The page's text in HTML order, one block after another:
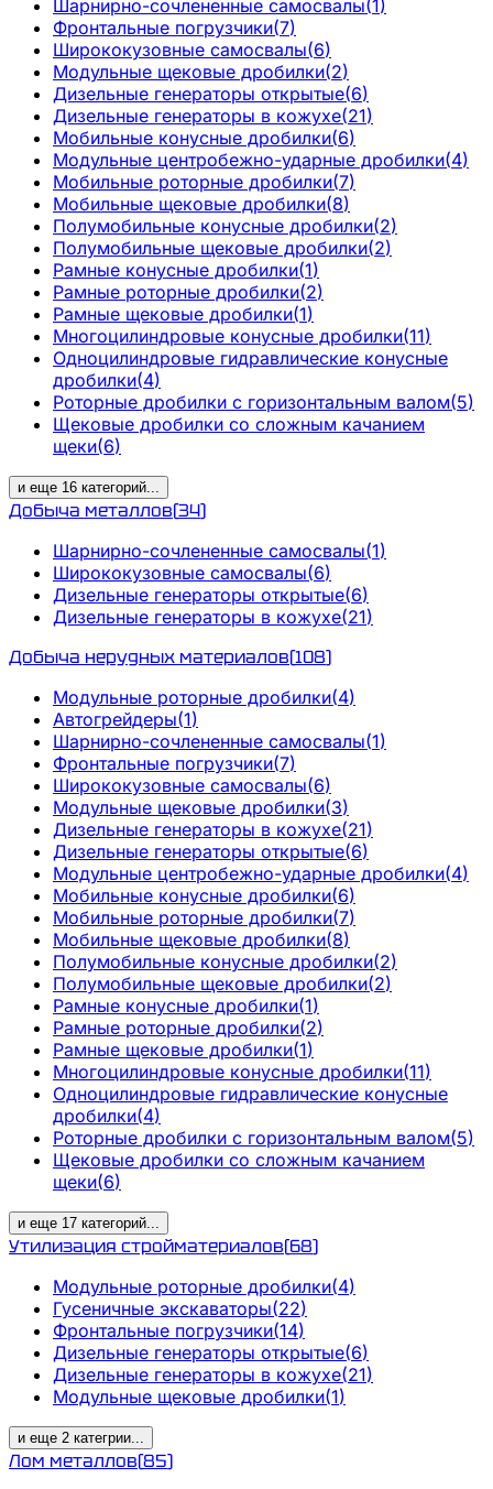
Шарнирно-сочлененные самосвалы(1 )
Фронтальные погрузчики(7)
Ширококузовные самосвалы(6)
Модульные щековые дробилки(2)
Дизельные генераторы открытые(6)
Дизельные генераторы в кожухе(21)
Мобильные конусные дробилки(6)
Модульные центробежно-ударные дробилки(4)
Мобильные роторные дробилки(7)
Мобильные щековые дробилки(8)
Полумобильные конусные дробилки(2)
Полумобильные щековые дробилки(2)
Рамные конусные дробилки(1)
Рамные роторные дробилки(2)
Рамные щековые дробилки(1)
Многоцилиндровые конусные дробилки(11)
Одноцилиндровые гидравлические конусные
дробилки(4)
Роторные дробилки с горизонтальным валом(5)
Щековые дробилки со сложным качанием
щеки(6)
и еще 16 категорий...
Добыча металлов(34)
Шарнирно-сочлененные самосвалы(1)
Ширококузовные самосвалы(6)
Дизельные генераторы открытые(6)
Дизельные генераторы в кожухе(21)
Добыча нерудных материалов(108)
Модульные роторные дробилки(4)
Автогрейдеры(1)
Шарнирно-сочлененные самосвалы(1)
Фронтальные погрузчики(7)
Ширококузовные самосвалы(6)
Модульные щековые дробилки(3)
Дизельные генераторы в кожухе(21)
Дизельные генераторы открытые(6)
Модульные центробежно-ударные дробилки(4)
Мобильные конусные дробилки(6)
Мобильные роторные дробилки(7)
Мобильные щековые дробилки(8)
Полумобильные конусные дробилки(2)
Полумобильные щековые дробилки(2)
Рамные конусные дробилки(1)
Рамные роторные дробилки(2)
Рамные щековые дробилки(1)
Многоцилиндровые конусные дробилки(11)
Одноцилиндровые гидравлические конусные
дробилки(4)
Роторные дробилки с горизонтальным валом(5)
Щековые дробилки со сложным качанием
щеки(6)
и еще 17 категорий...
Утилизация стройматериалов(68)
Модульные роторные дробилки(4)
Гусеничные экскаваторы(22)
Фронтальные погрузчики(14)
Дизельные генераторы открытые(6)
Дизельные генераторы в кожухе(21)
Модульные щековые дробилки(1)
и еще 2 категрии...
Лом металлов(85)